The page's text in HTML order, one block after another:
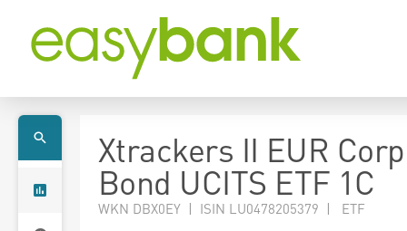
Xtrackers II EUR
Bond UCITS ETF 1C
WKN DBX0EY | ISIN LU0478205379 | ETF